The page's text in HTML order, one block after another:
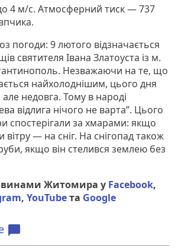
4 м/с. Атмосферний тиск — 737
погоди: 9 лютого відзначається
святителя Івана Златоуста із м.
Незважаючи на те, що
найхолоднішим, цього дня
але недовга. Тому в народі
відлига нічого не варта”. Цього
спостерігали за хмарами: якщо
— на сніг. На снігопад також
якщо він стелився землею без
Житомира у Facebook,
, YouTubeта Google
chat_bubble